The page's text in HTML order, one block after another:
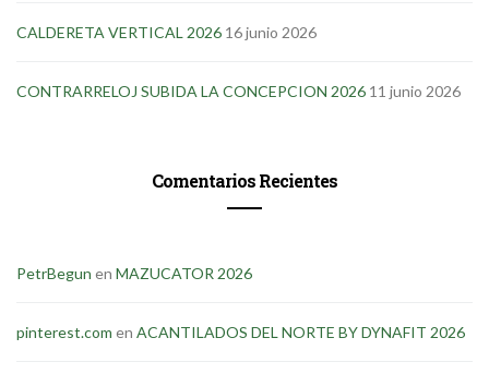
CALDERETA VERTICAL 2026 16 junio 2026
CONTRARRELOJ SUBIDA LA CONCEPCION 2026 11 junio 2026
Comentarios Recientes
PetrBegun en MAZUCATOR 2026
pinterest.com en ACANTILADOS DEL NORTE BY DYNAFIT 2026